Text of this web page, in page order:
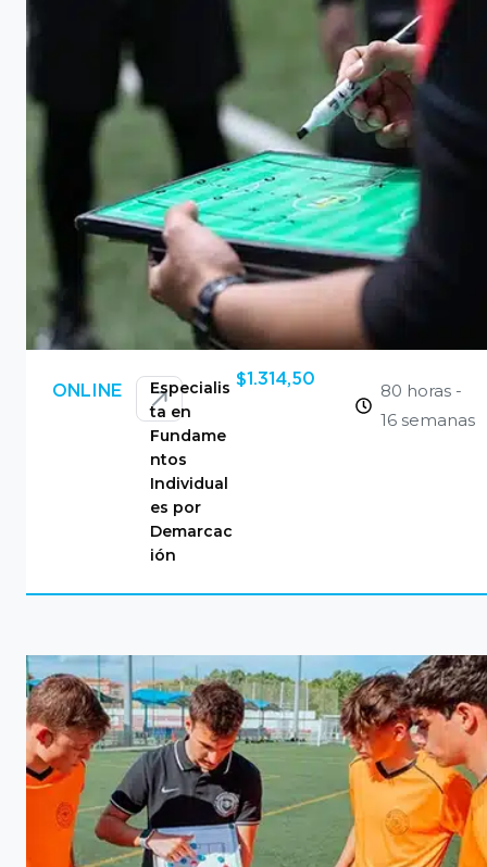
ONLINE
Especialis
ta en
Fundame
ntos
Individual
es por
Demarcac
ión
$1.314,50
80 horas -
16 semanas